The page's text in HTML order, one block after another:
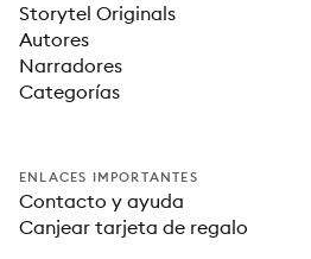
Storytel Originals
Autores
Narradores
Categorías
ENLACES IMPORTANTES
Contacto y ayuda
Canjear tarjeta de regalo